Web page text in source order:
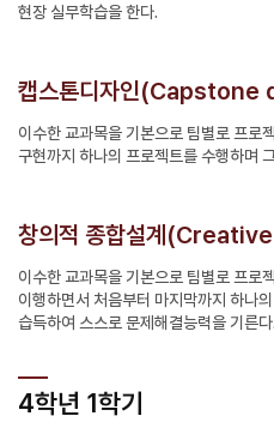
현장 실무학습을 한다.
캡스톤디자인(Capstone
이수한 교과목을 기본으로 팀별로 프로
구현까지 하나의 프로젝트를 수행하며
창의적 종합설계
이수한 교과목을 기본으로 팀별로 프로
이행하면서 처음부터 마지막까지 하나
습득하여 스스로 문제해결능력을 기른다.
4학년 1학기